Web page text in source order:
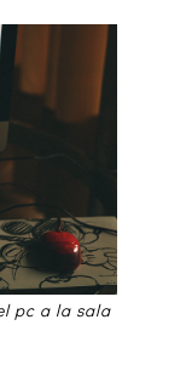
pc a la sala